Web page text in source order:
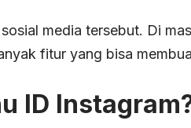
media tersebut. Di
fitur yang bisa
ID